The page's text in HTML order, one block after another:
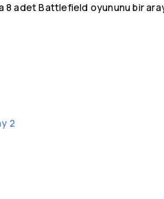
8 adet Battlefield oyununu bir
2